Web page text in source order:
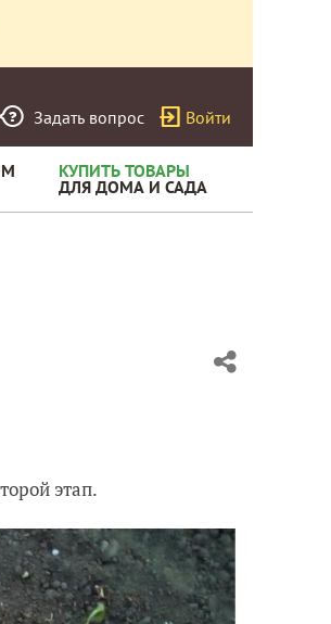
Задать вопрос Войти
КУПИТЬ ТОВАРЫ
ДЛЯ ДОМА И САДА
этап.